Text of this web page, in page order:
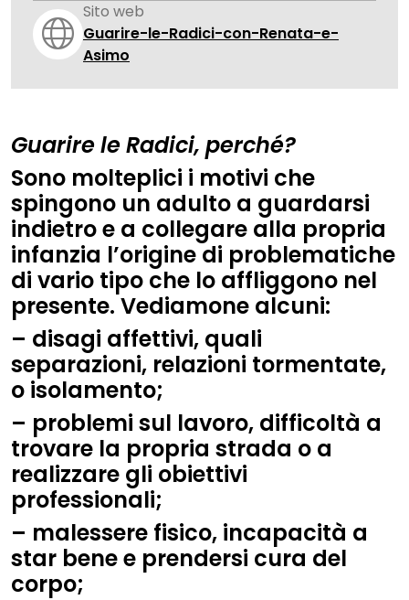
Sito web
Guarire-le-Radici-con-Renata-e-
Asimo
Guarire le Radici, perché?
Sono molteplici i motivi che
spingono un adulto a guardarsi
indietro e a collegare alla propria
infanzia l’origine di problematiche
di vario tipo che lo affliggono nel
presente. Vediamone alcuni:
– disagi affettivi, quali
separazioni, relazioni tormentate,
o isolamento;
– problemi sul lavoro, difficoltà a
trovare la propria strada o a
realizzare gli obiettivi
professionali;
– malessere fisico, incapacità a
star bene e prendersi cura del
corpo;